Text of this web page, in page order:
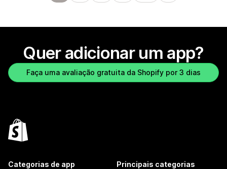
Quer adicionar um app?
Faça uma avaliação gratuita da Shopify por 3 dias
Categorias de app Principais categorias